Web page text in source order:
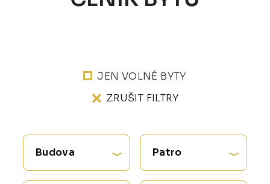
JEN VOLNÉ BYTY
ZRUŠIT FILTRY
Budova Patro